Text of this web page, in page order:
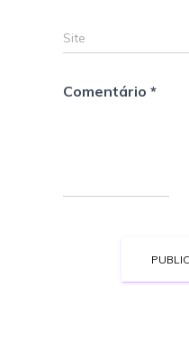
Site
Comentário *